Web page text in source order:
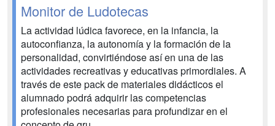
Monitor de Ludotecas
La actividad lúdica favorece, en la infancia, la
autoconfianza, la autonomía y la formación de la
personalidad, convirtiéndose así en una de las
actividades recreativas y educativas primordiales. A
través de este pack de materiales didácticos el
alumnado podrá adquirir las competencias
profesionales necesarias para profundizar en el